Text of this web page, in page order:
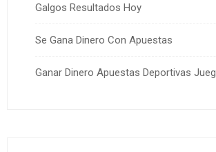
Galgos Resultados Hoy
Se Gana Dinero Con Apuestas
Ganar Dinero Apuestas Deportivas